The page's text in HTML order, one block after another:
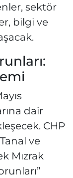
sektör
bilgi ve
dair
CHP
ve
Mızrak